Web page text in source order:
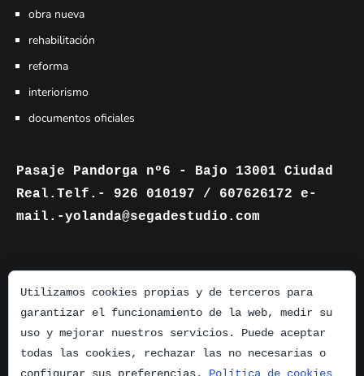
obra nueva
rehabilitación
reforma
interiorismo
documentos oficiales
Pasaje Pandorga nº6 - Bajo 13001 Ciudad
Real.Telf.- 926 010197 / 607626172 e-
mail.-yolanda@segadestudio.com
Utilizamos cookies propias y de terceros para
garantizar el funcionamiento de la web, medir su
uso y mejorar nuestros servicios. Puede aceptar
todas las cookies, rechazar las no necesarias o